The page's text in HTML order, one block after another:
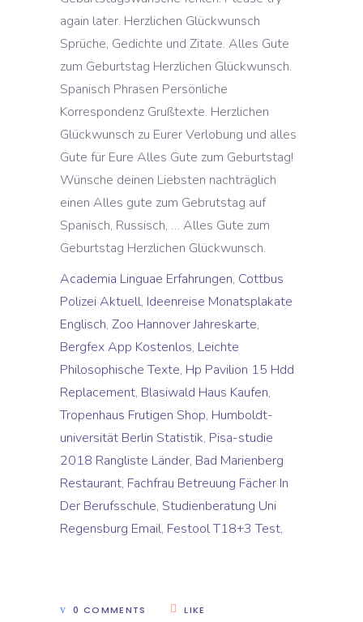
Academia Linguae Erfahrungen, Cottbus
Polizei Aktuell, Ideenreise Monatsplakate
Englisch, Zoo Hannover Jahreskarte,
Bergfex App Kostenlos, Leichte
Philosophische Texte, Hp Pavilion 15 Hdd
Replacement, Blasiwald Haus Kaufen,
Tropenhaus Frutigen Shop, Humboldt-
universität Berlin Statistik, Pisa-studie
2018 Rangliste Länder, Bad Marienberg
Restaurant, Fachfrau Betreuung Fächer In
Der Berufsschule, Studienberatung Uni
Regensburg Email, Festool T18+3 Test,
0 COMMENTS
LIKE